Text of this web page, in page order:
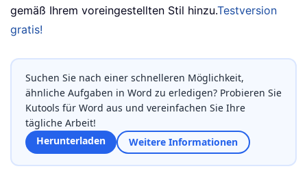
gemäß Ihrem voreingestellten Stil hinzu.Testversion
gratis!
Suchen Sie nach einer schnelleren Möglichkeit,
ähnliche Aufgaben in Word zu erledigen? Probieren Sie
Kutools für Word aus und vereinfachen Sie Ihre
tägliche Arbeit!
Herunterladen
Weitere Informationen